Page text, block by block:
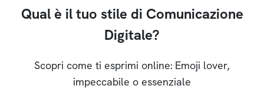
Qual è il tuo stile di Comunicazione
Digitale?
Scopri come ti esprimi online: Emoji lover,
impeccabile o essenziale